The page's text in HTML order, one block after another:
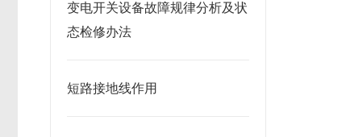
变电开关设备故障规律分析及状
态检修办法
短路接地线作用